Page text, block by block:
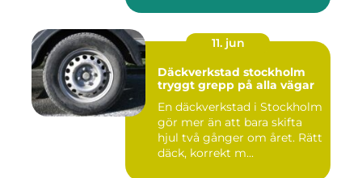
11. jun
Däckverkstad stockholm
tryggt grepp på alla vägar
En däckverkstad i Stockholm
gör mer än att bara skifta
hjul två gånger om året. Rätt
däck, korrekt m...